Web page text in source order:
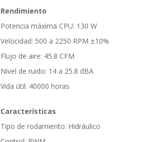
Rendimiento
Potencia máxima CPU: 130 W
Velocidad: 500 a 2250 RPM ±10%
Flujo de aire: 45.8 CFM
Nivel de ruido: 14 a 25.8 dBA
Vida útil: 40000 horas
Características
Tipo de rodamiento: Hidráulico